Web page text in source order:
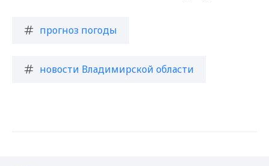
прогноз погоды
новости Владимирской области